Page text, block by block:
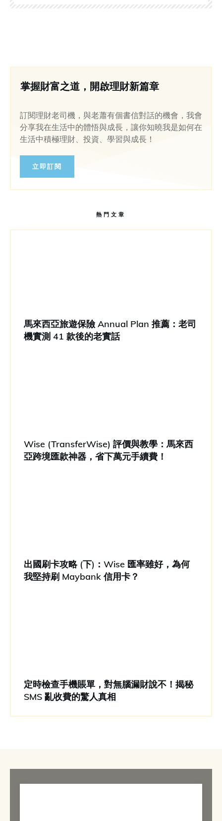
掌握財富之道，開啟理財新篇章
訂閱理財老司機，與老蕭有個書信對話的機會，我會
分享我在生活中的體悟與成長，讓你知曉我是如何在
生活中積極理財、投資、學習與成長！
立即訂閱
熱門文章
馬來西亞旅遊保險 Annual Plan 推薦：老司
機實測 41 款後的老實話
Wise (TransferWise) 評價與教學：馬來西
亞跨境匯款神器，省下萬元手續費！
出國刷卡攻略 (下)：Wise 匯率雖好，為何
我堅持刷 Maybank 信用卡？
定時檢查手機賬單，對無腦漏財說不！揭秘
SMS 亂收費的驚人真相